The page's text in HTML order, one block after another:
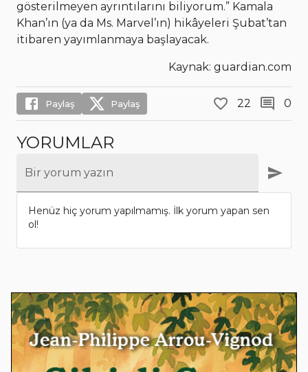
gösterilmeyen ayrıntılarını biliyorum.” Kamala
Khan’ın (ya da Ms. Marvel’ın) hikâyeleri Şubat’tan
itibaren yayımlanmaya başlayacak.
Kaynak: guardian.com
Paylaş Paylaş 22 0
YORUMLAR
Bir yorum yazın
Henüz hiç yorum yapılmamış. İlk yorum yapan sen
ol!